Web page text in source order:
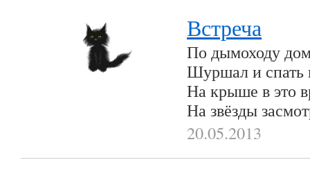
Встреча
По дымоходу
Шуршал и спать
На крыше в это
На звёзды
20.05.2013